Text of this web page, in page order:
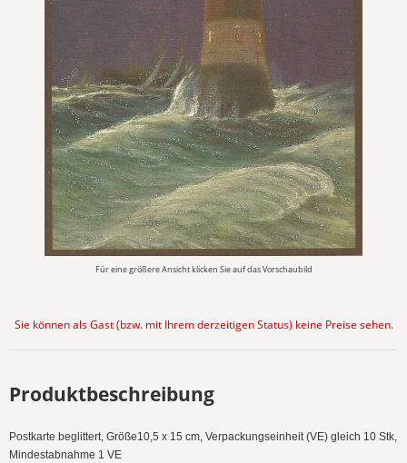
Für eine größere Ansicht klicken Sie auf das Vorschaubild
Sie können als Gast (bzw. mit Ihrem derzeitigen Status) keine Preise sehen.
Produktbeschreibung
Postkarte beglittert, Größe10,5 x 15 cm, Verpackungseinheit (VE) gleich 10 Stk,
Mindestabnahme 1 VE